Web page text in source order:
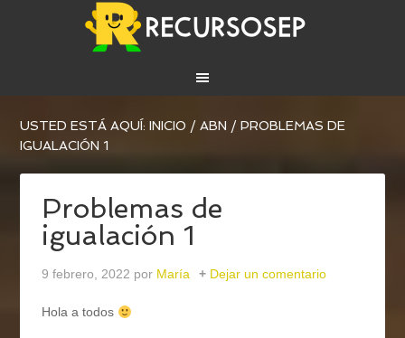
USTED ESTÁ AQUÍ:INICIO / ABN / PROBLEMAS DE
IGUALACIÓN 1
Problemas de
igualación 1
9 febrero, 2022 por María Dejar un comentario
Hola a todos